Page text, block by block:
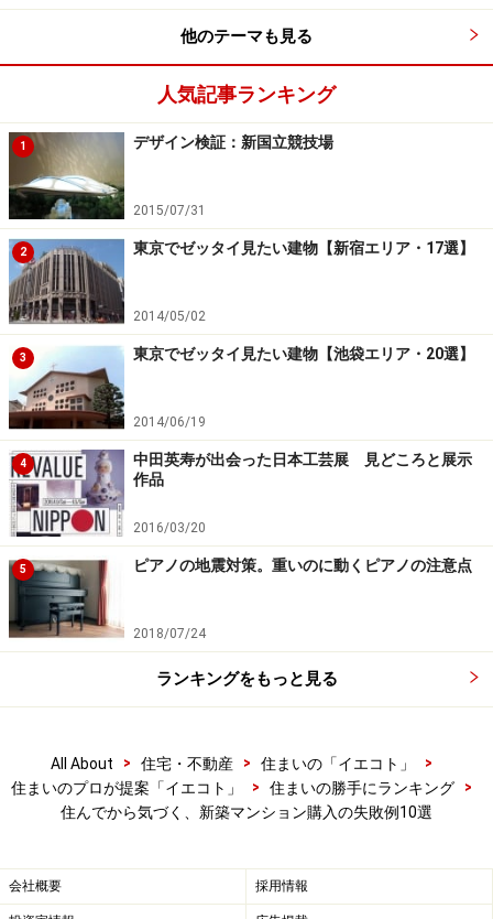
日当たりの良さや眺望を期待してマンションを購入した
たる時間が短くなったうえに眺望も遮られてしまっ
そのような「しまった」をなくすためには、マンション
を購入する時にモデルルームで敷地の周辺に将来どんな
建物が建つ可能性があるかよく確認することが大切で
す。将来にわたり日当たりや眺望を確保できるかどうか
をしっかり見極めてから購入するようにしましょう。
つつあります
冬になると窓ガラスに水滴がびっしりついているのは日
他のテーマも見る
人気記事ランキング
1 デザイン検証：新国立競技場
2015/07/31
2 東京でゼッタイ見たい建物【新宿エリア・17選】
2014/05/02
3 東京でゼッタイ見たい建物【池袋エリア・20選】
2014/06/19
4
中田英寿が出会った日本工芸展 見どころと展示
作品
2016/03/20
5 ピアノの地震対策。重いのに動くピアノの注意点
2018/07/24
ランキングをもっと見る
All About > 住宅・不動産 > 住まいの「イエコト」
>
住まいのプロが提案「イエコト」
> 住まいの勝手にランキング
>
住んでから気づく、新築マンション購入の失敗例10選
会社概要 採用情報